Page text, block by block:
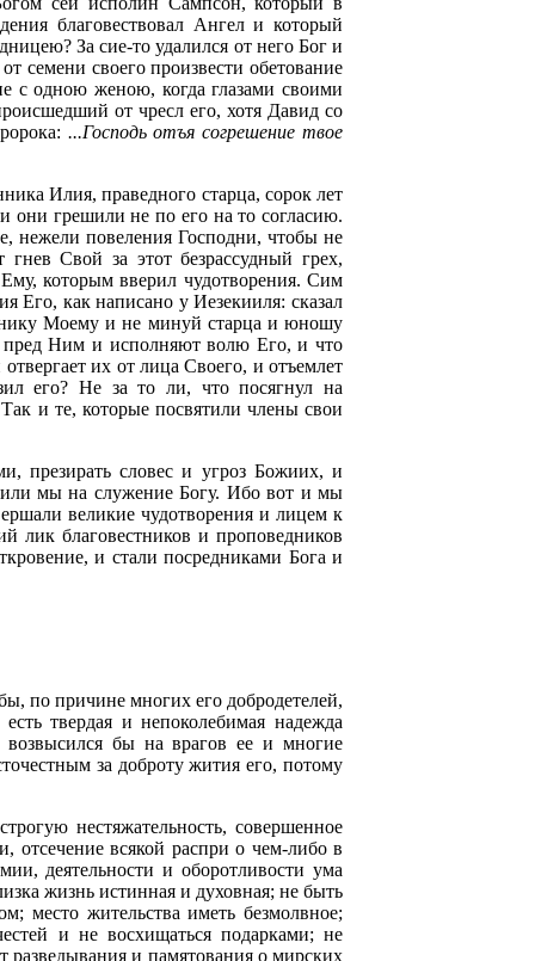
благовествовал Ангел и который
За сие-то удалился от него Бог и
семени своего произвести обетование
с одною женою, когда глазами своими
от чресл его, хотя Давид со
...Господь отъя согрешение твое
Илия, праведного старца, сорок лет
они грешили не по его на то согласию.
нежели повеления Господни, чтобы не
Свой за этот безрассудный грех,
которым вверил чудотворения. Сим
Его, как написано у Иезекииля: сказал
Моему и не минуй старца и юношу
пред Ним и исполняют волю Его, и что
их от лица Своего, и отъемлет
его? Не за то ли, что посягнул на
и те, которые посвятили члены свои
презирать словес и угроз Божиих, и
мы на служение Богу. Ибо вот и мы
великие чудотворения и лицем к
лик благовестников и проповедников
и стали посредниками Бога и
по причине многих его добродетелей,
твердая и непоколебимая надежда
бы на врагов ее и многие
за доброту жития его, потому
нестяжательность, совершенное
отсечение всякой распри о чем-либо в
деятельности и оборотливости ума
жизнь истинная и духовная; не быть
место жительства иметь безмолвное;
и не восхищаться подарками; не
и памятования о мирских